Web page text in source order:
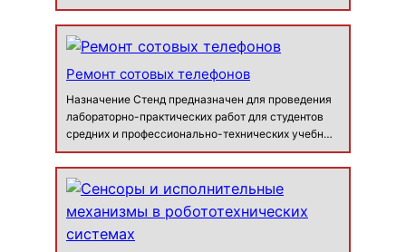
практических навыков работы с РЛС. Состав
Модуль «Радиолокация» (1 шт.) Антенна
приемопередающая (1 шт.) Антенна передатчика
Ремонт сотовых телефонов
Назначение Стенд предназначен для проведения
лабораторно-практических работ для студентов
средних и профессионально-технических учебных
заведений с целью получения опыта и навыков по
диагностике и ремонту сотовых телефонов разной
сложности. Выполняя лабора…